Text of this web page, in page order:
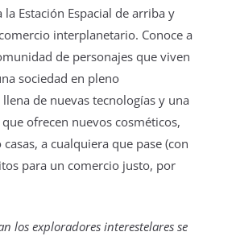
Estación Espacial de arriba y
interplanetario. Conoce a
de personajes que viven
sociedad en pleno
de nuevas tecnologías y una
ofrecen nuevos cosméticos,
a cualquiera que pase (con
para un comercio justo, por
los exploradores interestelares se